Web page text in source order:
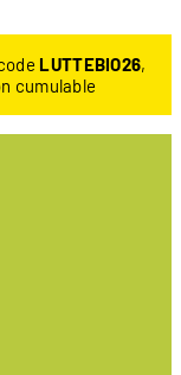
LUTTEBIO26,
cumulable